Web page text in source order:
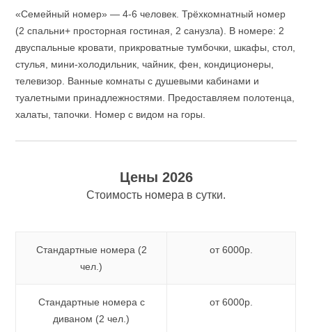
«Семейный номер» — 4-6 человек.Трёхкомнатный номер
(2 спальни+ просторная гостиная, 2 санузла). В номере: 2
двуспальные кровати, прикроватные тумбочки, шкафы, стол,
стулья, мини-холодильник, чайник, фен, кондиционеры,
телевизор. Ванные комнаты с душевыми кабинами и
туалетными принадлежностями. Предоставляем полотенца,
халаты, тапочки. Номер с видом на горы.
Цены 2026
Стоимость номера в сутки.
Стандартные номера (2
чел.)
от 6000р.
Стандартные номера с
диваном (2 чел.)
от 6000р.